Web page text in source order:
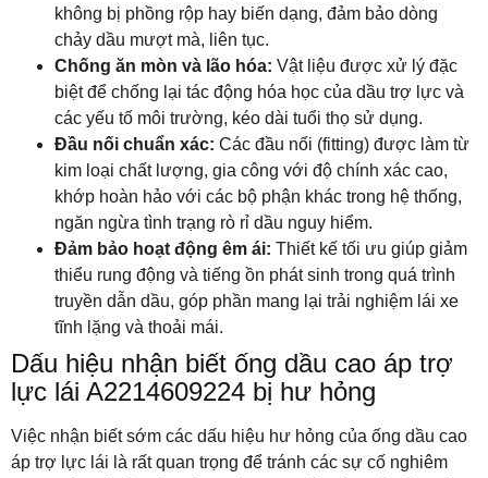
không bị phồng rộp hay biến dạng, đảm bảo dòng
chảy dầu mượt mà, liên tục.
Chống ăn mòn và lão hóa: Vật liệu được xử lý đặc
biệt để chống lại tác động hóa học của dầu trợ lực và
các yếu tố môi trường, kéo dài tuổi thọ sử dụng.
Đầu nối chuẩn xác: Các đầu nối (fitting) được làm từ
kim loại chất lượng, gia công với độ chính xác cao,
khớp hoàn hảo với các bộ phận khác trong hệ thống,
ngăn ngừa tình trạng rò rỉ dầu nguy hiểm.
Đảm bảo hoạt động êm ái: Thiết kế tối ưu giúp giảm
thiểu rung động và tiếng ồn phát sinh trong quá trình
truyền dẫn dầu, góp phần mang lại trải nghiệm lái xe
tĩnh lặng và thoải mái.
Dấu hiệu nhận biết ống dầu cao áp trợ
lực lái A2214609224 bị hư hỏng
Việc nhận biết sớm các dấu hiệu hư hỏng của ống dầu cao
áp trợ lực lái là rất quan trọng để tránh các sự cố nghiêm